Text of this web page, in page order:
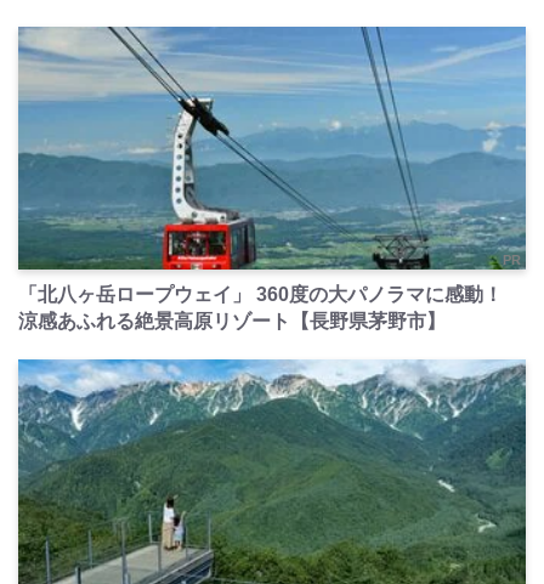
PR
「北八ヶ岳ロープウェイ」 360度の大パノラマに感動！
涼感あふれる絶景高原リゾート【長野県茅野市】